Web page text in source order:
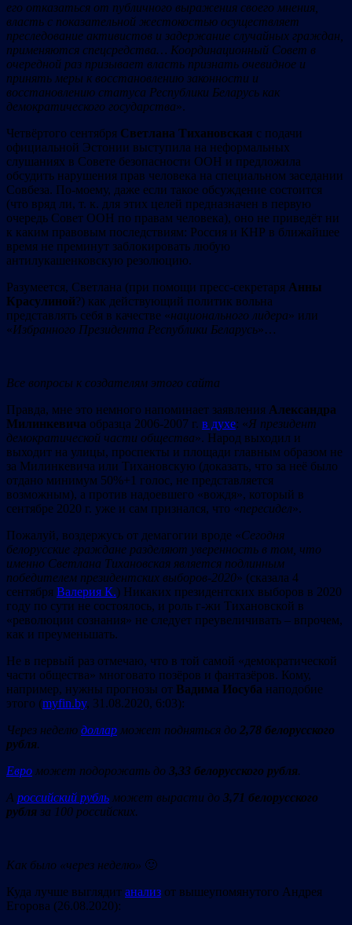
его отказаться от публичного выражения своего мнения,
власть с показательной жестокостью осуществляет
преследование активистов и задержание случайных граждан,
применяются спецсредства… Координационный Совет в
очередной раз призывает власть признать очевидное и
принять меры к восстановлению законности и
восстановлению статуса Республики Беларусь как
демократического государства».
Четвёртого сентября Светлана Тихановская с подачи
официальной Эстонии выступила на неформальных
слушаниях в Совете безопасности ООН и предложила
обсудить нарушения прав человека на специальном заседании
Совбеза. По-моему, даже если такое обсуждение состоится
(что вряд ли, т. к. для этих целей предназначен в первую
очередь Совет ООН по правам человека), оно не приведёт ни
к каким правовым последствиям: Россия и КНР в ближайшее
время не преминут заблокировать любую
антилукашенковскую резолюцию.
Разумеется, Светлана (при помощи пресс-секретаря Анны
Красулиной?) как действующий политик вольна
представлять себя в качестве «национального лидера» или
«Избранного Президента Республики Беларусь»…
Все вопросы к создателям этого сайта
Правда, мне это немного напоминает заявления Александра
Милинкевича образца 2006-2007 г. в духе: «Я президент
демократической части общества». Народ выходил и
выходит на улицы, проспекты и площади главным образом не
за Милинкевича или Тихановскую (доказать, что за неё было
отдано минимум 50%+1 голос, не представляется
возможным), а против надоевшего «вождя», который в
сентябре 2020 г. уже и сам призналcя, что «пересидел».
Пожалуй, воздержусь от демагогии вроде «Сегодня
белорусские граждане разделяют уверенность в том, что
именно Светлана Тихановская является подлинным
победителем президентских выборов-2020» (сказала 4
сентября Валерия К.) Никаких президентских выборов в 2020
году по сути не состоялось, и роль г-жи Тихановской в
«революции сознания» не следует преувеличивать – впрочем,
как и преуменьшать.
Не в первый раз отмечаю, что в той самой «демократической
части общества» многовато позёров и фантазёров. Кому,
например, нужны прогнозы от Вадима Иосуба наподобие
этого (myfin.by, 31.08.2020, 6:03):
Через неделю доллар может подняться до 2,78 белорусского
рубля.
Евро может подорожать до 3,33 белорусского рубля.
А российский рубль может вырасти до 3,71 белорусского
рубля за 100 российских.
Как было «через неделю» 🙂
Куда лучше выглядит анализ от вышеупомянутого Андрея
Егорова (26.08.2020):